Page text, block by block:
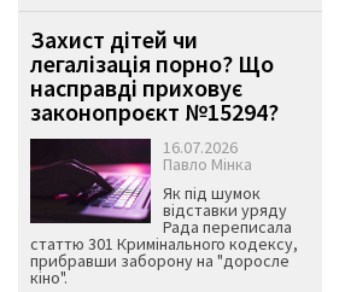
Захист дітей чи
легалізація порно? Що
насправді приховує
законопроєкт №15294?
16.07.2026
Павло Мінка
Як під шумок
відставки уряду
Рада переписала
статтю 301 Кримінального кодексу,
прибравши заборону на "доросле
кіно".